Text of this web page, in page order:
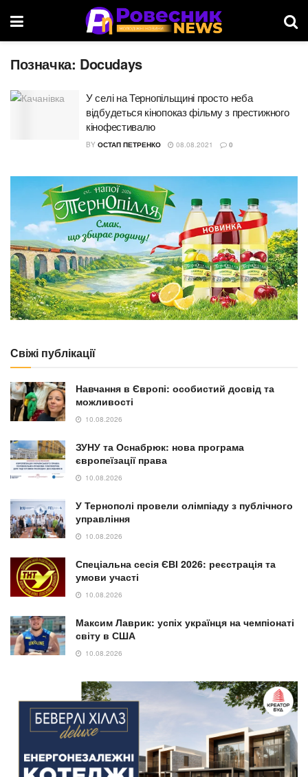
Позначка: Docudays
У селі на Тернопільщині просто неба
відбудеться кінопоказ фільму з престижного
кінофестивалю
BY ОСТАП ПЕТРЕНКО 08.08.2021 0
Свіжі публікації
Навчання в Європі: особистий досвід та
можливості
10.08.2026
ЗУНУ та Оснабрюк: нова програма
європеїзації права
10.08.2026
У Тернополі провели олімпіаду з публічного
управління
10.08.2026
Спеціальна сесія ЄВІ 2026: реєстрація та
умови участі
10.08.2026
Максим Лаврик: успіх українця на чемпіонаті
світу в США
10.08.2026